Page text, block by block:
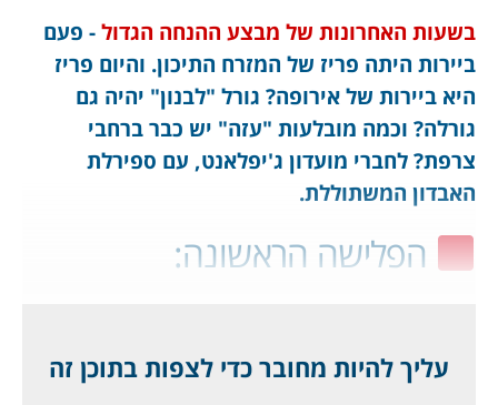
בשעות האחרונות של מבצע ההנחה הגדול - פעם
ביירות היתה פריז של המזרח התיכון. והיום פריז
היא ביירות של אירופה? גורל "לבנון" יהיה גם
גורלה? וכמה מובלעות "עזה" יש כבר ברחבי
צרפת? לחברי מועדון ג'יפלאנט, עם ספירלת
האבדון המשתוללת.
הפלישה הראשונה:
לוחמים, בפיקודו של המושל, עבד אל-רחמן
עליך להיות מחובר כדי לצפות בתוכן זה